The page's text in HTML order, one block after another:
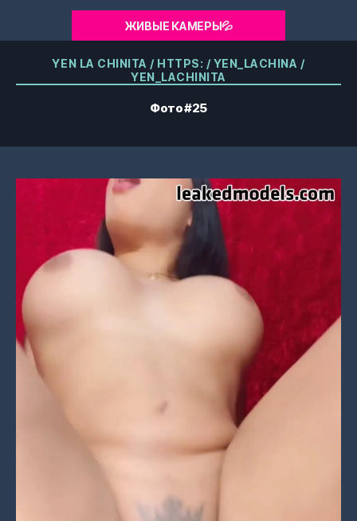
ЖИВЫЕ КАМЕРЫ💦
Категории
YEN LA CHINITA / HTTPS: / YEN_LACHINA /
YEN_LACHINITA
Фото #25